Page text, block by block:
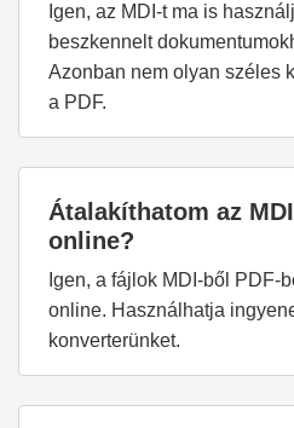
Igen, az MDI-t ma is
beszkennelt
Azonban nem olyan széles
a PDF.
Átalakíthatom az
online?
Igen, a fájlok MDI-ből PDF-
online. Használhatja
konverterünket.